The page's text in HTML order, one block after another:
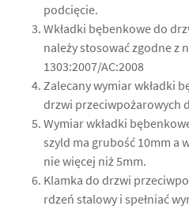
podcięcie.
Wkładki bębenkowe do
należy stosować zgodne z
1303:2007/AC:2008
Zalecany wymiar wkładki
drzwi przeciwpożarowych
Wymiar wkładki
szyld ma grubość 10mm a
nie więcej niż 5mm.
Klamka do drzwi
rdzeń stalowy i spełniać